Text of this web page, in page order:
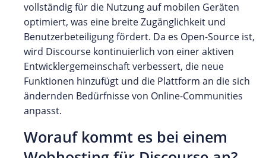
vollständig für die Nutzung auf mobilen Geräten
optimiert, was eine breite Zugänglichkeit und
Benutzerbeteiligung fördert. Da es Open-Source ist,
wird Discourse kontinuierlich von einer aktiven
Entwicklergemeinschaft verbessert, die neue
Funktionen hinzufügt und die Plattform an die sich
ändernden Bedürfnisse von Online-Communities
anpasst.
Worauf kommt es bei einem